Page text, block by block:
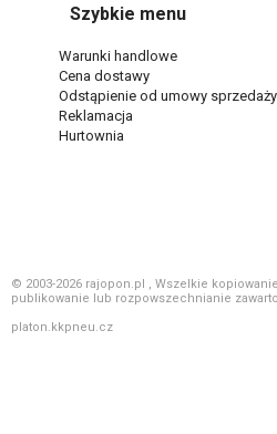
Szybkie menu
Warunki handlowe
Cena dostawy
Odstąpienie od umowy sprzedaży
Reklamacja
Hurtownia
© 2003-2026 rajopon.pl , Wszelkie
publikowanie lub rozpowszechnianie
platon.kkpneu.cz